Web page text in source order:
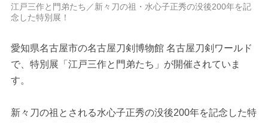
江戸三作と門弟たち／新々刀の祖・水心子正秀の没後200年を記
念した特別展！
愛知県名古屋市の名古屋刀剣博物館 名古屋刀剣ワールド
で、特別展「江戸三作と門弟たち」が開催されていま
す。
新々刀の祖とされる水心子正秀の没後200年を記念した特